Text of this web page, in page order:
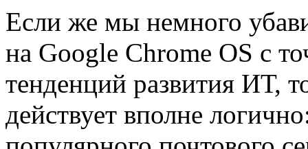
Если же мы немного
на Google Chrome OS с
тенденций развития ИТ,
действует вполне